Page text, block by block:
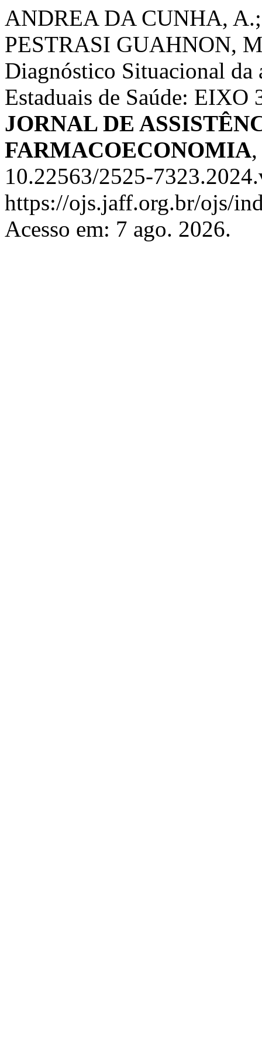
ANDREA DA CUNHA,
PESTRASI GUAHNON,
Diagnóstico Situacional da
Estaduais de Saúde:
JORNAL DE
FARMACOECONOMIA
10.22563/2525-
https://ojs.jaff.org.br/ojs/
Acesso em: 7 ago. 2026.